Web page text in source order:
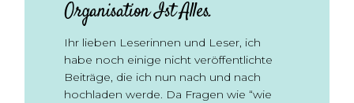
Organisation Ist Alles.
Ihr lieben Leserinnen und Leser, ich
habe noch einige nicht veröffentlichte
Beiträge, die ich nun nach und nach
hochladen werde. Da Fragen wie “wie